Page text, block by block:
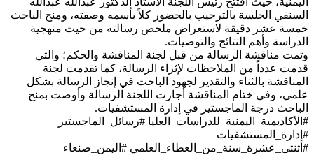
السنفي الجلسة بالترحيب بالحضور كلاً بأسمه وصفته، ومنح الباحث
خمسة عشر دقيقة لاستعراض ملخص رسالته من حيث منهجية
الدراسة وأهم النتائج والتوصيات.
وتمت مناقشة الرسالة من قبل لجنة المناقشة والحكم؛ والتي
قدمت عدداً من الملاحظات لإثراء الرسالة، كما تقدمت لجنة
المناقشة بالثناء والتقدير لجهود الباحث في إنجاز الرسالة بشكل
علمي، وفي ختام المناقشة أجازت اللجنة الرسالة وأوصت بمنح
الباحث درجة الماجستير في إدارة المستشفيات.
#الأكاديمية_اليمنية_للدراسات_العليا #رسائل_الماجستير
#إدارة_المستشفيات
#أثنتى_عشرة_سنة_من_العطاء_العلمي #اليمن_صنعاء